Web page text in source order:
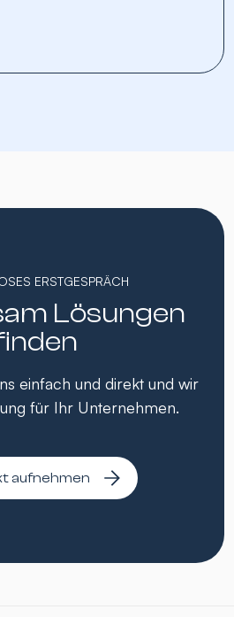
ERSTGESPRÄCH
Lösungen
einfach und direkt und wir
für Ihr Unternehmen.
aufnehmen